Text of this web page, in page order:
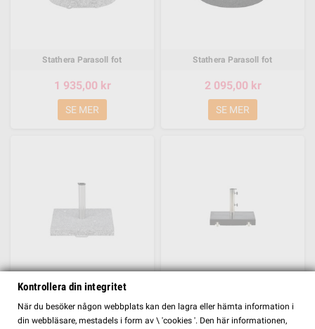
Stathera Parasoll fot
1 935,00 kr
SE MER
Stathera Parasoll fot
2 095,00 kr
SE MER
Stathera Parasoll fot
1 915,00 kr 2 179,00 kr
Kontrollera din integritet
När du besöker någon webbplats kan den lagra eller hämta information i
din webbläsare, mestadels i form av \ 'cookies '. Den här informationen,